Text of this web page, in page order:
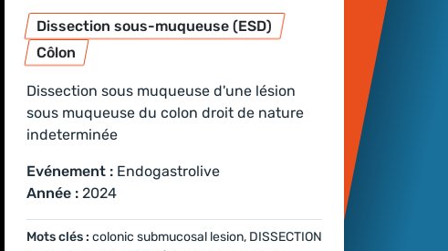
Dissection sous-muqueuse (ESD)
Côlon
Dissection sous muqueuse d'une lésion
sous muqueuse du colon droit de nature
indeterminée
Evénement : Endogastrolive
Année : 2024
Mots clés : colonic submucosal lesion, DISSECTION